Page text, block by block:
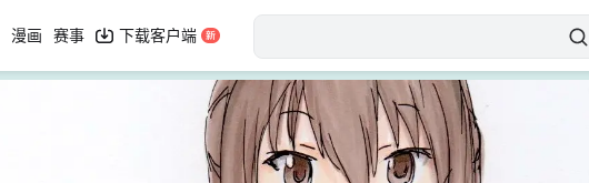
漫画 赛事 下载客户端